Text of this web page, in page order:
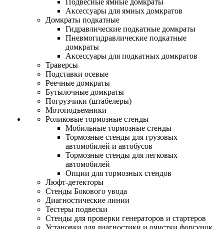
Подвесные ямные домкраты
Аксессуары для ямных домкратов
Домкраты подкатные
Гидравлические подкатные домкраты
Пневмогидравлические подкатные
домкраты
Аксессуары для подкатных домкратов
Траверсы
Подставки осевые
Реечные домкраты
Бутылочные домкраты
Погрузчики (штабелеры)
Мотоподъемники
Роликовые тормозные стенды
Мобильные тормозные стенды
Тормозные стенды для грузовых
автомобилей и автобусов
Тормозные стенды для легковых
автомобилей
Опции для тормозных стендов
Люфт-детекторы
Стенды Бокового увода
Диагностические линии
Тестеры подвески
Стенды для проверки генераторов и стартеров